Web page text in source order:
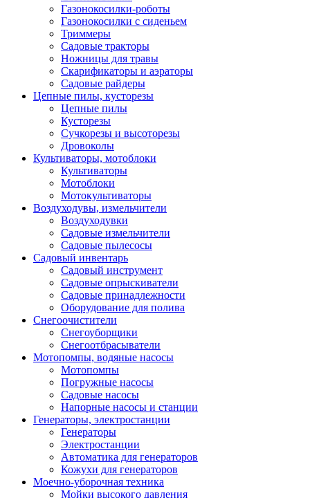
Газонокосилки-роботы
Газонокосилки с сиденьем
Триммеры
Садовые тракторы
Ножницы для травы
Скарификаторы и аэраторы
Садовые райдеры
Цепные пилы, кусторезы
Цепные пилы
Кусторезы
Сучкорезы и высоторезы
Дровоколы
Культиваторы, мотоблоки
Культиваторы
Мотоблоки
Мотокультиваторы
Воздуходувы, измельчители
Воздуходувки
Садовые измельчители
Садовые пылесосы
Садовый инвентарь
Садовый инструмент
Садовые опрыскиватели
Садовые принадлежности
Оборудование для полива
Снегоочистители
Снегоуборщики
Снегоотбрасыватели
Мотопомпы, водяные насосы
Мотопомпы
Погружные насосы
Садовые насосы
Напорные насосы и станции
Генераторы, электростанции
Генераторы
Электростанции
Автоматика для генераторов
Кожухи для генераторов
Моечно-уборочная техника
Мойки высокого давления